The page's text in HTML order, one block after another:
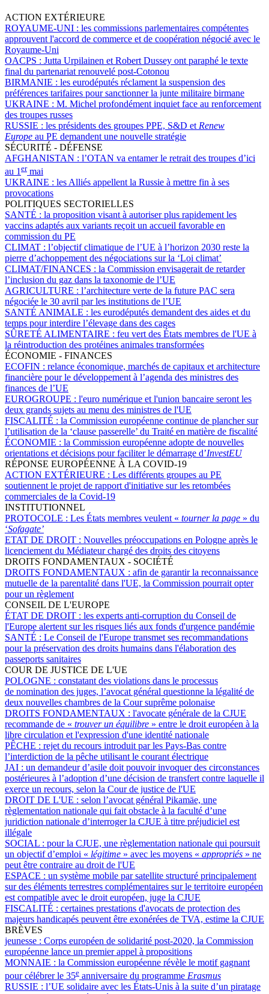
ACTION EXTÉRIEURE
ROYAUME-UNI : les commissions parlementaires compétentes
approuvent l'accord de commerce et de coopération négocié avec le
Royaume-Uni
OACPS : Jutta Urpilainen et Robert Dussey ont paraphé le texte
final du partenariat renouvelé post-Cotonou
BIRMANIE : les eurodéputés réclament la suspension des
préférences tarifaires pour sanctionner la junte militaire birmane
UKRAINE : M. Michel profondément inquiet face au renforcement
des troupes russes
RUSSIE : les présidents des groupes PPE, S&D et Renew
Europe au PE demandent une nouvelle stratégie
SÉCURITÉ - DÉFENSE
AFGHANISTAN : l’OTAN va entamer le retrait des troupes d’ici
au 1 ermai
UKRAINE : les Alliés appellent la Russie à mettre fin à ses
provocations
POLITIQUES SECTORIELLES
SANTÉ : la proposition visant à autoriser plus rapidement les
vaccins adaptés aux variants reçoit un accueil favorable en
commission du PE
CLIMAT : l’objectif climatique de l’UE à l’horizon 2030 reste la
pierre d’achoppement des négociations sur la ‘Loi climat’
CLIMAT/FINANCES : la Commission envisagerait de retarder
l’inclusion du gaz dans la taxonomie de l’UE
AGRICULTURE : l’architecture verte de la future PAC sera
négociée le 30 avril par les institutions de l’UE
SANTÉ ANIMALE : les eurodéputés demandent des aides et du
temps pour interdire l’élevage dans des cages
SÛRETÉ ALIMENTAIRE : feu vert des États membres de l'UE à
la réintroduction des protéines animales transformées
ÉCONOMIE - FINANCES
ECOFIN : relance économique, marchés de capitaux et architecture
financière pour le développement à l’agenda des ministres des
finances de l’UE
EUROGROUPE : l'euro numérique et l'union bancaire seront les
deux grands sujets au menu des ministres de l'UE
FISCALITÉ : la Commission européenne continue de plancher sur
l’utilisation de la ‘clause passerelle’ du Traité en matière de fiscalité
ÉCONOMIE : la Commission européenne adopte de nouvelles
orientations et décisions pour faciliter le démarrage d’InvestEU
RÉPONSE EUROPÉENNE À LA COVID-19
ACTION EXTÉRIEURE : Les différents groupes au PE
soutiennent le projet de rapport d'initiative sur les retombées
commerciales de la Covid-19
INSTITUTIONNEL
PROTOCOLE : Les États membres veulent « tourner la page » du
‘Sofagate’
ETAT DE DROIT : Nouvelles préoccupations en Pologne après le
licenciement du Médiateur chargé des droits des citoyens
DROITS FONDAMENTAUX - SOCIÉTÉ
DROITS FONDAMENTAUX : afin de garantir la reconnaissance
mutuelle de la parentalité dans l'UE, la Commission pourrait opter
pour un règlement
CONSEIL DE L'EUROPE
ÉTAT DE DROIT : les experts anti-corruption du Conseil de
l'Europe alertent sur les risques liés aux fonds d'urgence pandémie
SANTÉ : Le Conseil de l'Europe transmet ses recommandations
pour la préservation des droits humains dans l'élaboration des
passeports sanitaires
COUR DE JUSTICE DE L'UE
POLOGNE : constatant des violations dans le processus
de nomination des juges, l’avocat général questionne la légalité de
deux nouvelles chambres de la Cour suprême polonaise
DROITS FONDAMENTAUX : l'avocate générale de la CJUE
recommande de « trouver un équilibre » entre le droit européen à la
libre circulation et l'expression d'une identité nationale
PÊCHE : rejet du recours introduit par les Pays-Bas contre
l’interdiction de la pêche utilisant le courant électrique
JAI : un demandeur d’asile doit pouvoir invoquer des circonstances
postérieures à l’adoption d’une décision de transfert contre laquelle il
exerce un recours, selon la Cour de justice de l'UE
DROIT DE L'UE : selon l’avocat général Pikamäe, une
règlementation nationale qui fait obstacle à la faculté d’une
juridiction nationale d’interroger la CJUE à titre préjudiciel est
illégale
SOCIAL : pour la CJUE, une règlementation nationale qui poursuit
un objectif d’emploi « légitime » avec les moyens « appropriés » ne
peut être contraire au droit de l'UE
ESPACE : un système mobile par satellite structuré principalement
sur des éléments terrestres complémentaires sur le territoire européen
est compatible avec le droit européen, juge la CJUE
FISCALITÉ : certaines prestations d'avocats de protection des
majeurs handicapés peuvent être exonérées de TVA, estime la CJUE
BRÈVES
jeunesse : Corps européen de solidarité post-2020, la Commission
européenne lance un premier appel à propositions
MONNAIE : la Commission européenne révèle le motif gagnant
pour célébrer le 35e anniversaire du programme Erasmus
RUSSIE : l’UE solidaire avec les États-Unis à la suite d’un piratage